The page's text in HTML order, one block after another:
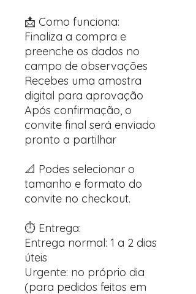
📩 Como funciona:
Finaliza a compra e
preenche os dados no
campo de observações
Recebes uma amostra
digital para aprovação
Após confirmação, o
convite final será enviado
pronto a partilhar
📐 Podes selecionar o
tamanho e formato do
convite no checkout.
⏱️ Entrega:
Entrega normal: 1 a 2 dias
úteis
Urgente: no próprio dia
(para pedidos feitos em